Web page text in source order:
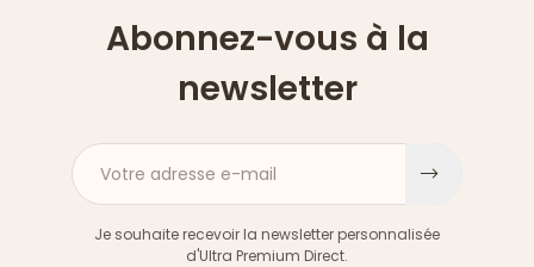
Abonnez-vous à la
newsletter
Votre adresse e-mail
Je souhaite recevoir la newsletter personnalisée
d'Ultra Premium Direct.